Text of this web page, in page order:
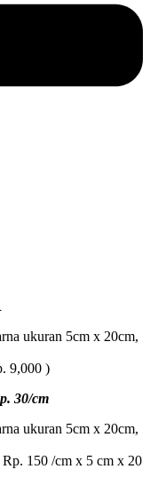
ukuran 5cm x 20cm,
9,000 )
30/cm
ukuran 5cm x 20cm,
150 /cm x 5 cm x 20